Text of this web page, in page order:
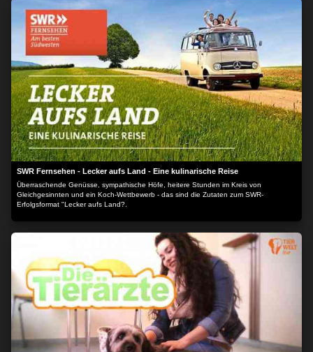
SWR Fernsehen - Lecker aufs Land - Eine kulinarische Reise
Überraschende Genüsse, sympathische Höfe, heitere Stunden im Kreis von
Gleichgesinnten und ein Koch-Wettbewerb - das sind die Zutaten zum SWR-
Erfolgsformat "Lecker aufs Land?.